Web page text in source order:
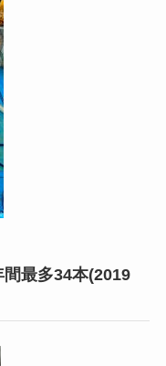
最多34本(2019